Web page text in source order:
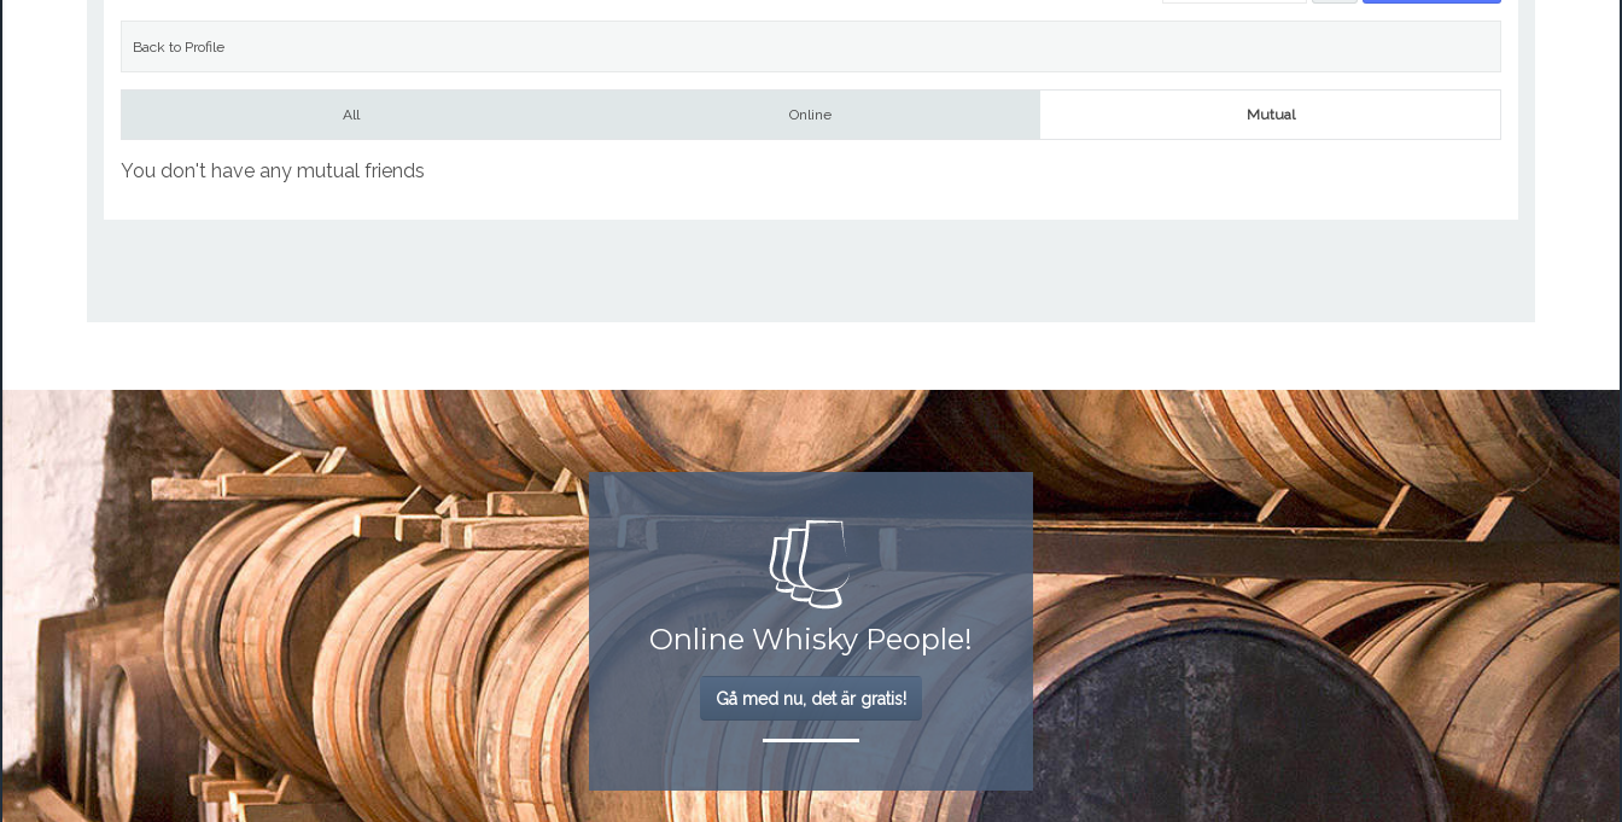
Back to Profile
All Online Mutual
You don't have any mutual friends
Online Whisky People!
Gå med nu, det är gratis!